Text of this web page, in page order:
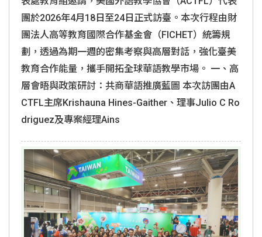
團於2026年4月18日至24日正式訪臺。本次行程由財
團法人高等教育國際合作基金會（FICHET）統籌規
劃，透過為期一週的密集考察與高層對話，強化臺美
教育合作能量，攜手開拓全球華語教學市場。 一、高
層會晤與政策研討：共商華語推廣藍圖 本次訪團由A
CTFL主席Krishauna Hines-Gaither、理事Julio C Ro
driguez及專案經理Ains